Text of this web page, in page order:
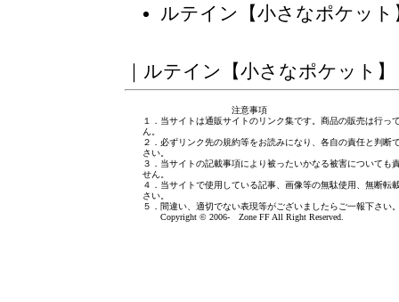
ルテイン【小さなポケッ
｜ ルテイン【小さなポケット】
注意事項
１．当サイトは通販サイトのリンク集です。商品の販売は行っ
ん。
２．必ずリンク先の規約等をお読みになり、各自の責任と判断
さい。
３．当サイトの記載事項により被ったいかなる被害についても
せん。
４．当サイトで使用している記事、画像等の無駄使用、無断転
さい。
５．間違い、適切でない表現等がございましたら ご一報下さい
Copyright © 2006- Zone FF All Right Reserved.